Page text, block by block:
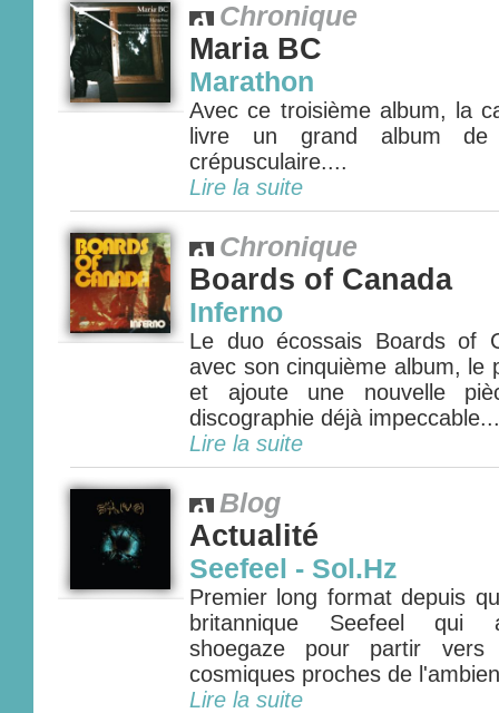
Chronique
Maria BC
Marathon
Avec ce troisième album, la
livre un grand album
crépusculaire....
Lire la suite
Chronique
Boards of Canada
Inferno
Le duo écossais Boards of
avec son cinquième album, le
et ajoute une nouvelle
discographie déjà
Lire la suite
Blog
Actualité
Seefeel - Sol.Hz
Premier long format depuis
britannique Seefeel qui
shoegaze pour partir
cosmiques proches de
Lire la suite